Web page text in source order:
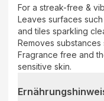
For a streak-free &
Leaves surfaces
and tiles sparkling
Removes substances
Fragrance free and
sensitive skin.